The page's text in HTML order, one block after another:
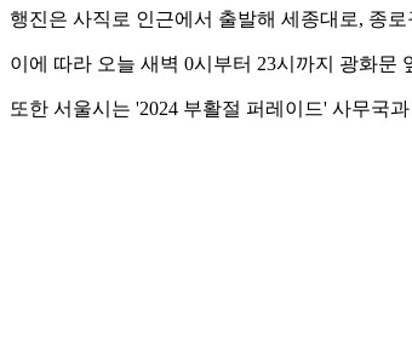
행진은 사직로 인근에서 출발해 세종대로, 종
이에 따라 오늘 새벽 0시부터 23시까지 광화
또한 서울시는 '2024 부활절 퍼레이드' 사무국